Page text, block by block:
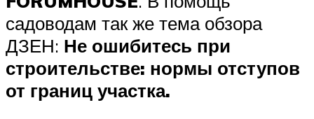
садоводам так же тема обзора
ДЗЕН: Не ошибитесь при
строительстве: нормы отступов
от границ участка.